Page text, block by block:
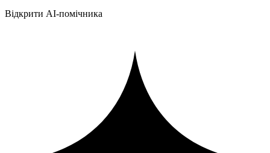
Відкрити AI-помічника